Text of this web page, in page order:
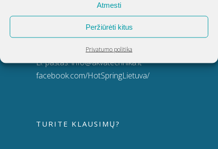
Atmesti
Peržiūrėti kitus
Privatumo politika
Adresas: Dunojaus g. 20, Vilnius
Įmonės kodas: 124389034
PVM kodas: LT243890314
8 5 270 9695
El. paštas:info@akvatechnika.lt
facebook.com/HotSpringLietuva/
TURITE KLAUSIMŲ?